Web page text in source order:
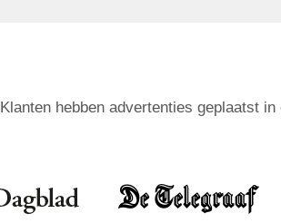
Klanten hebben advertenties geplaatst in